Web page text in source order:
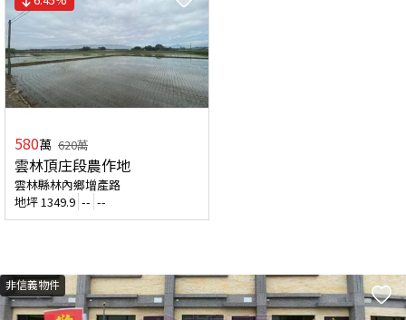
580萬 620萬
雲林頂庄段農作地
雲林縣林內鄉增產路
地坪1349.9 -- --
非信義物件